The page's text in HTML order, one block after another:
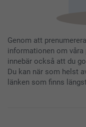
Genom att
informationen om våra
innebär också att du
Du kan när som helst
länken som finns